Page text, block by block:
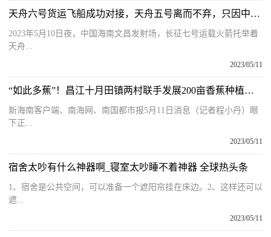
天舟六号货运飞船成功对接，天舟五号离而不弃，只因中国空间站太小？
2023年5月10日夜，中国海南文昌发射场，长征七号运载火箭托举着
天舟...
2023/05/11
“如此多蕉”！昌江十月田镇两村联手发展200亩香蕉种植基地
新海南客户端、南海网、南国都市报5月11日消息（记者程小丹）眼
下正...
2023/05/11
宿舍太吵有什么神器啊_寝室太吵睡不着神器 全球热头条
1、宿舍是公共空间，可以准备一个遮阳帘挂在床边。2、这样还可以
遮...
2023/05/11